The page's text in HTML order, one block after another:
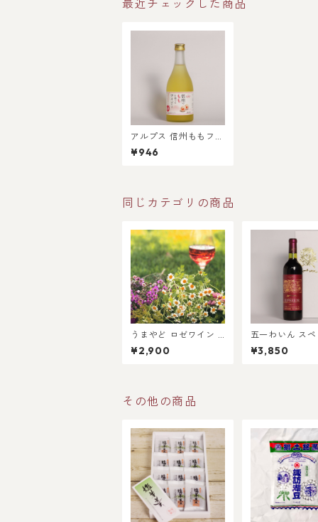
最近チェックした商品
アルプス 信州ももフル
ーツワイン 500ml
¥946
同じカテゴリの商品
うまやど ロゼワイン 7
20ml
¥2,900
五一わいん ス
ル 赤 720ml
¥3,850
その他の商品